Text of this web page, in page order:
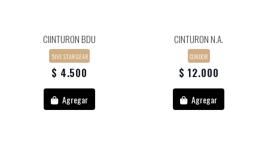
CIINTURON BDU
5IVE STAR GEAR
$ 4.500
Agregar
CINTURON N.A.
CONDOR
$ 12.000
Agregar